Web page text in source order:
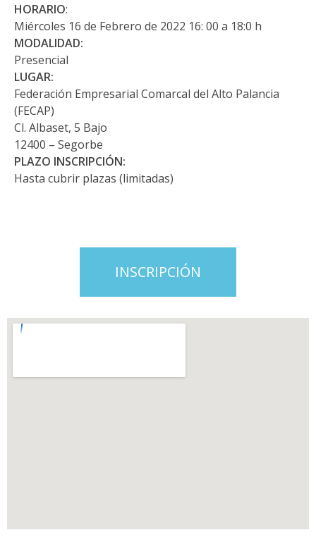
HORARIO:
Miércoles 16 de Febrero de 2022 16: 00 a 18:0 h
MODALIDAD:
Presencial
LUGAR:
Federación Empresarial Comarcal del Alto Palancia
(FECAP)
Cl. Albaset, 5 Bajo
12400 – Segorbe
PLAZO INSCRIPCIÓN:
Hasta cubrir plazas (limitadas)
INSCRIPCIÓN